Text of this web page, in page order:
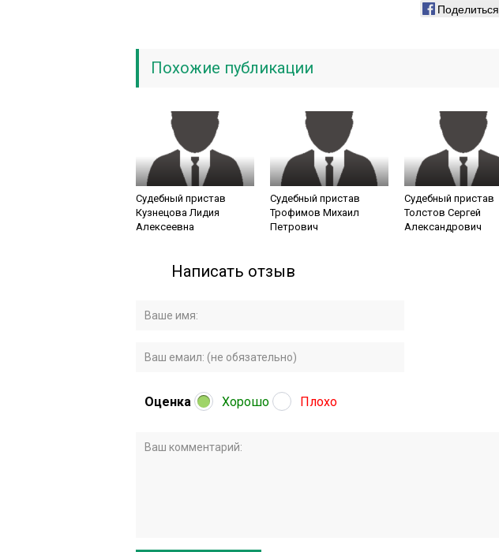
Поделиться
Похожие публикации
Судебный пристав
Кузнецова Лидия
Алексеевна
Судебный пристав
Трофимов Михаил
Петрович
Судебный пристав
Толстов Сергей
Александрович
Написать отзыв
Оценка Хорошо Плохо